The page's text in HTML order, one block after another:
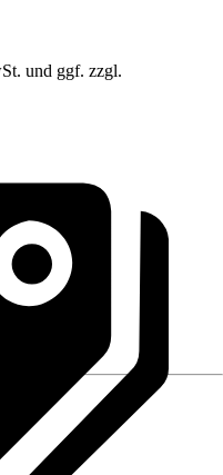
und ggf. zzgl.